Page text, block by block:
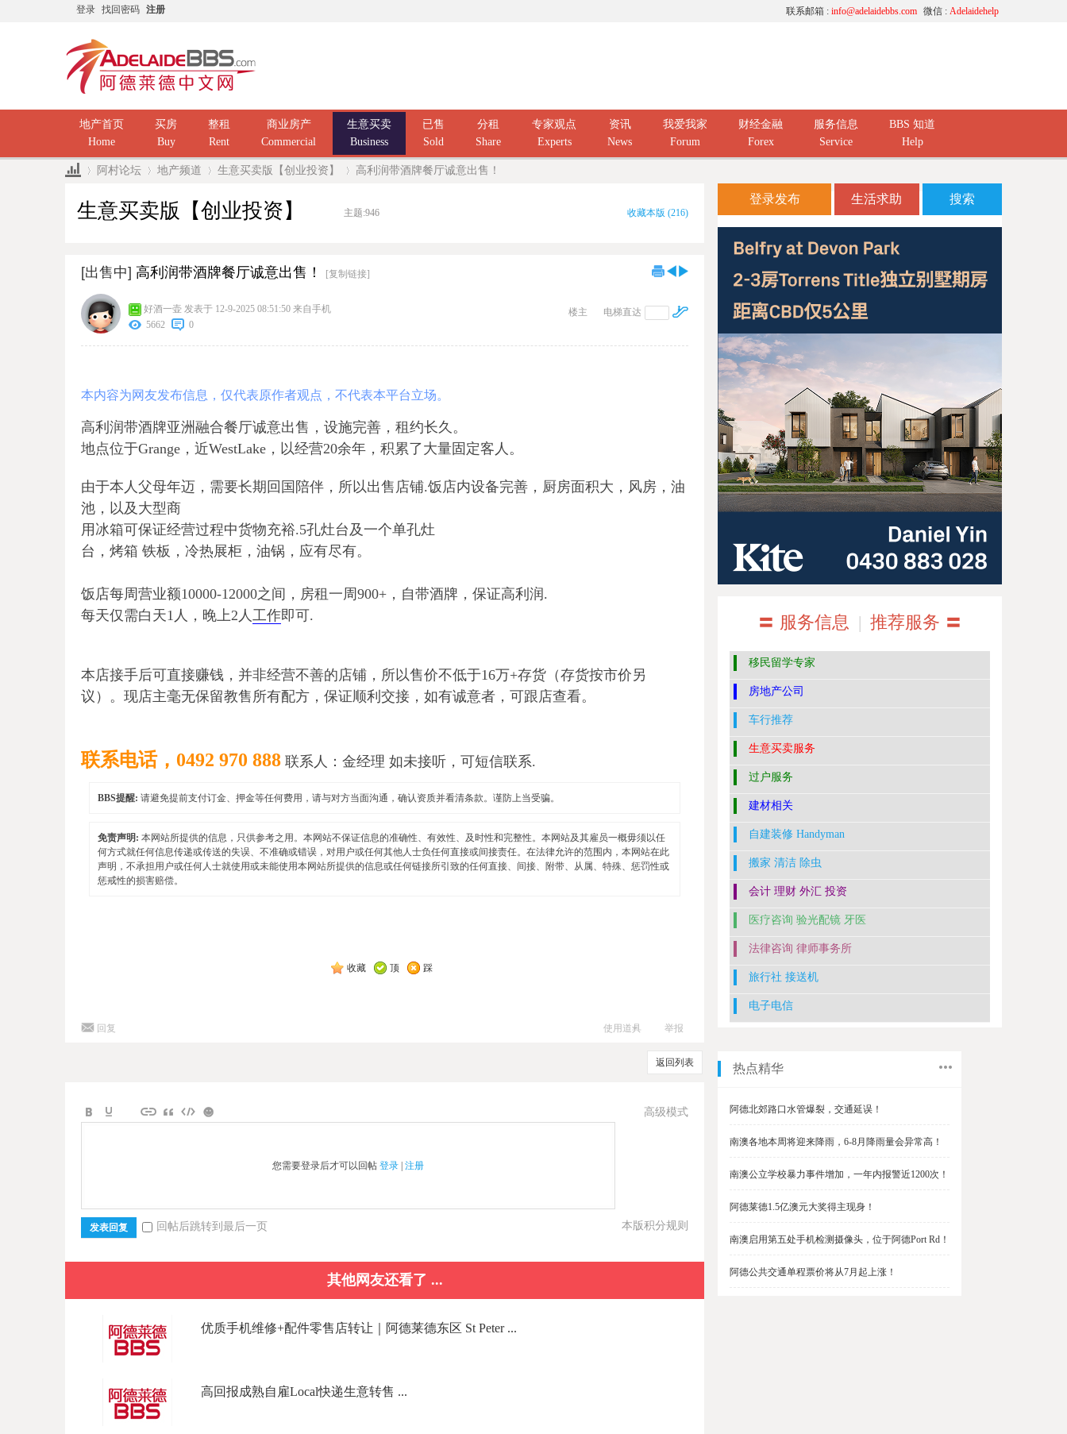
登录 找回密码 注册 微信 : Adelaidehelp
联系邮箱 : info@adelaidebbs.com
地产首页
Home
买房
Buy
整租
Rent
商业房产
Commercial
生意买卖
Business
已售
Sold
分租
Share
专家观点
Experts
资讯
News
我爱我家
Forum
财经金融
Forex
服务信息
Service
BBS 知道
Help
阿村论坛 地产频道 生意买卖版【创业投资】 高利润带酒牌餐厅诚意出售！
生意买卖版【创业投资】 主题:946 收藏本版 (216)
[出售中] 高利润带酒牌餐厅诚意出售！ [复制链接]
电梯直达
楼主
好酒一壶 发表于 12-9-2025 08:51:50 来自手机
5662
0
本内容为网友发布信息，仅代表原作者观点，不代表本平台立场。
高利润带酒牌亚洲融合餐厅诚意出售，设施完善，租约长久。
地点位于Grange，近WestLake，以经营20余年，积累了大量固定客人。
由于本人父母年迈，需要长期回国陪伴，所以出售店铺.饭店内设备完善，厨房面积大，风房，油
池，以及大型商
用冰箱可保证经营过程中货物充裕.5孔灶台及一个单孔灶
台，烤箱 铁板，冷热展柜，油锅，应有尽有。
饭店每周营业额10000-12000之间，房租一周900+，自带酒牌，保证高利润.
每天仅需白天1人，晚上2人工作即可.
本店接手后可直接赚钱，并非经营不善的店铺，所以售价不低于16万+存货（存货按市价另
议）。现店主毫无保留教售所有配方，保证顺利交接，如有诚意者，可跟店查看。
联系电话，0492 970 888 联系人：金经理 如未接听，可短信联系.
BBS提醒: 请避免提前支付订金、押金等任何费用，请与对方当面沟通，确认资质并看清条款。谨防上当受骗。
免责声明: 本网站所提供的信息，只供参考之用。本网站不保证信息的准确性、有效性、及时性和完整性。本网站及其雇员一概毋须以任
何方式就任何信息传递或传送的失误、不准确或错误，对用户或任何其他人士负任何直接或间接责任。在法律允许的范围内，本网站在此
声明，不承担用户或任何人士就使用或未能使用本网站所提供的信息或任何链接所引致的任何直接、间接、附带、从属、特殊、惩罚性或
惩戒性的损害赔偿。
收藏 顶 踩
回复 使用道具 举报
返回列表
高级模式
您需要登录后才可以回帖 登录 注册
本版积分规则
发表回复 回帖后跳转到最后一页
其他网友还看了 ...
优质手机维修+配件零售店转让｜阿德莱德东区 St Peter ...
高回报成熟自雇Local快递生意转售 ...
登录发布 生活求助 搜索
〓 服务信息 | 推荐服务 〓
移民留学专家
房地产公司
车行推荐
生意买卖服务
过户服务
建材相关
自建装修 Handyman
搬家 清洁 除虫
会计 理财 外汇 投资
医疗咨询 验光配镜 牙医
法律咨询 律师事务所
旅行社 接送机
电子电信
热点精华
阿德北郊路口水管爆裂，交通延误！
南澳各地本周将迎来降雨，6-8月降雨量会异常高！
南澳公立学校暴力事件增加，一年内报警近1200次！
阿德莱德1.5亿澳元大奖得主现身！
南澳启用第五处手机检测摄像头，位于阿德Port Rd！
阿德公共交通单程票价将从7月起上涨！